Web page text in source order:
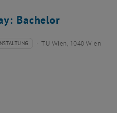
Bachelor
TU Wien, 1040 Wien